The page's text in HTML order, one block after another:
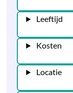
Leeftijd
Kosten
Locatie